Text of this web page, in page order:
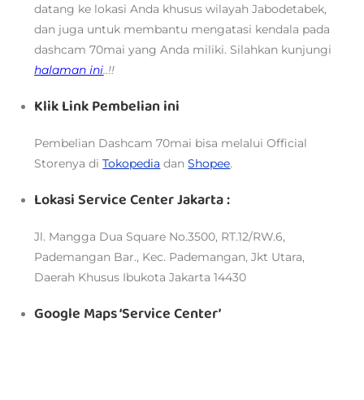
datang ke lokasi Anda khusus wilayah Jabodetabek,
dan juga untuk membantu mengatasi kendala pada
dashcam 70mai yang Anda miliki. Silahkan kunjungi
halaman ini..!!
Klik Link Pembelian ini
Pembelian Dashcam 70mai bisa melaluiOfficial
Storenya diTokopedia danShopee.
Lokasi Service Center Jakarta :
Jl. Mangga Dua Square No.3500, RT.12/RW.6,
Pademangan Bar., Kec. Pademangan, Jkt Utara,
Daerah Khusus Ibukota Jakarta 14430
Google Maps ‘Service Center’